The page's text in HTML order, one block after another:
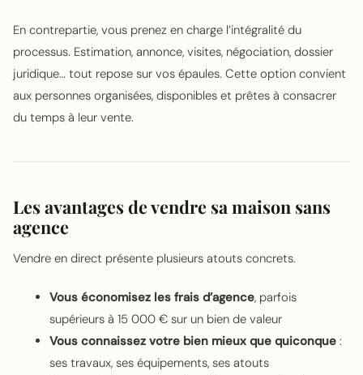
En contrepartie, vous prenez en charge l’intégralité du
processus. Estimation, annonce, visites, négociation, dossier
juridique… tout repose sur vos épaules. Cette option convient
aux personnes organisées, disponibles et prêtes à consacrer
du temps à leur vente.
Les avantages de vendre sa maison sans
agence
Vendre en direct présente plusieurs atouts concrets.
Vous économisez les frais d’agence, parfois
supérieurs à 15 000 € sur un bien de valeur
Vous connaissez votre bien mieux que quiconque:
ses travaux, ses équipements, ses atouts